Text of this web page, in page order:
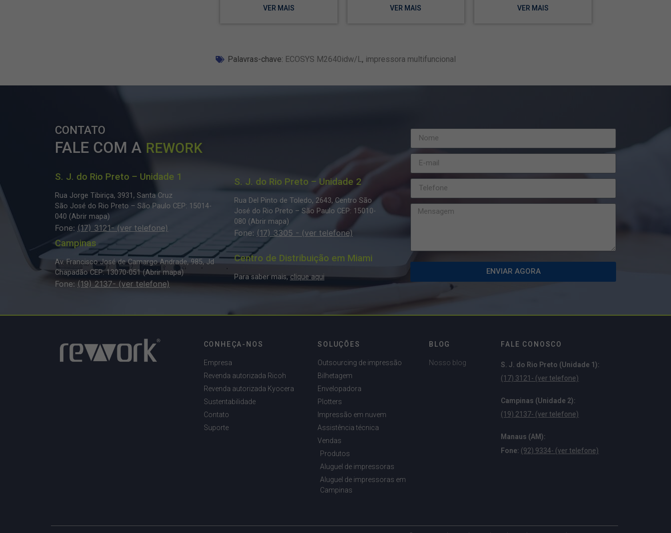
VER MAIS VER MAIS VER MAIS
Palavras-chave: ECOSYS M2640idw/L, impressora multifuncional
CONTATO
FALE COM A REWORK
S. J. do Rio Preto – Unidade 1
Rua Jorge Tibiriça, 3931, Santa Cruz
São José do Rio Preto – São Paulo CEP: 15014-
040 (Abrir mapa)
Fone: (17) 3121- (ver telefone)
Campinas
Av. Francisco José de Camargo Andrade, 985, Jd
Chapadão CEP: 13070-051 (Abrir mapa)
Fone: (19) 2137- (ver telefone)
S. J. do Rio Preto – Unidade 2
Rua Del Pinto de Toledo, 2643, Centro São
José do Rio Preto – São Paulo CEP: 15010-
080 (Abrir mapa)
Fone: (17) 3305 - (ver telefone)
Centro de Distribuição em Miami
Para saber mais,clique aqui
ENVIAR AGORA
CONHEÇA-NOS
Empresa
Revenda autorizada Ricoh
Revenda autorizada Kyocera
Sustentabilidade
Contato
Suporte
SOLUÇÕES
Outsourcing de impressão
Bilhetagem
Envelopadora
Plotters
Impressão em nuvem
Assistência técnica
Vendas
Produtos
Aluguel de impressoras
Aluguel de impressoras em
Campinas
BLOG
Nosso blog
FALE CONOSCO
S. J. do Rio Preto (Unidade 1):
(17) 3121- (ver telefone)
Campinas (Unidade 2):
(19) 2137- (ver telefone)
Manaus (AM):
Fone: (92) 9334- (ver telefone)